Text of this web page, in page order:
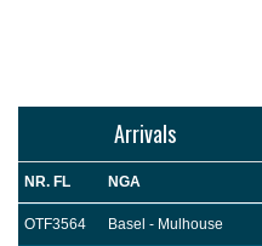
Arrivals
NR. FL NGA
OTF3564 Basel - Mulhouse